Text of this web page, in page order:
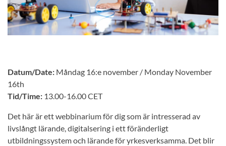
Datum/Date: Måndag 16:e november / Monday November
16th
Tid/Time: 13.00-16.00 CET
Det här är ett webbinarium för dig som är intresserad av
livslångt lärande, digitalsering i ett föränderligt
utbildningssystem och lärande för yrkesverksamma. Det blir